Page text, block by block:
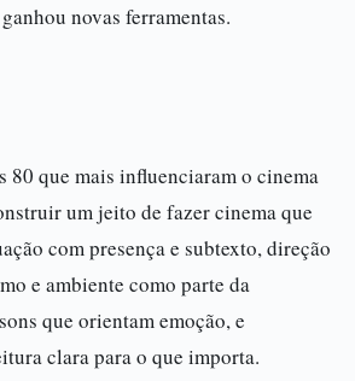
novas ferramentas.
80 que mais influenciaram o cinema
um jeito de fazer cinema que
com presença e subtexto, direção
e ambiente como parte da
que orientam emoção, e
clara para o que importa.